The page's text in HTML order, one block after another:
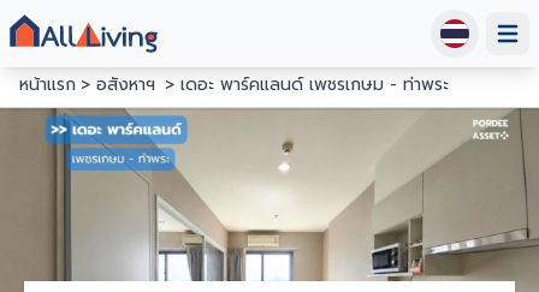
หน้าแรก
อสังหาฯ เดอะ พาร์คแลนด์ เพชรเกษม - ท่าพระ